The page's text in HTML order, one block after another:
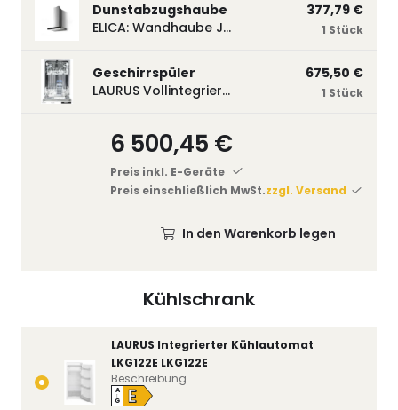
Kühlschrank
LAURUS Integrierter Kühlautomat
LKG122E LKG122E
A
↑
G E
Beschreibung
Dunstabzugshaube
ELICA: Wandhaube JOYE 60-A,600 mm breit Edelstahl JOYE60A
377,79 €
1 Stück
Geschirrspüler
LAURUS Vollintegrierter Geschirrspüler LSV45-3, 450 mm breit, 3 Programme LSV45-3
675,50 €
1 Stück
6 500,45 €
Preis inkl. E-Geräte
Preis einschließlich MwSt.zzgl. Versand
In den Warenkorb legen